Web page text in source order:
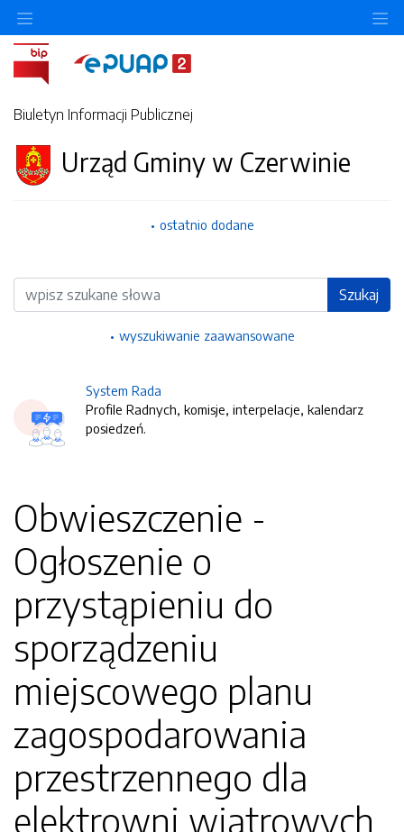
Biuletyn Informacji Publicznej
Urząd Gminy w Czerwinie
ostatnio dodane
Wyszukiwarka Szukaj
wyszukiwanie zaawansowane
System Rada
Profile Radnych, komisje, interpelacje, kalendarz
posiedzeń.
Obwieszczenie -
Ogłoszenie o
przystąpieniu do
sporządzeniu
miejscowego planu
zagospodarowania
przestrzennego dla
elektrowni wiatrowych